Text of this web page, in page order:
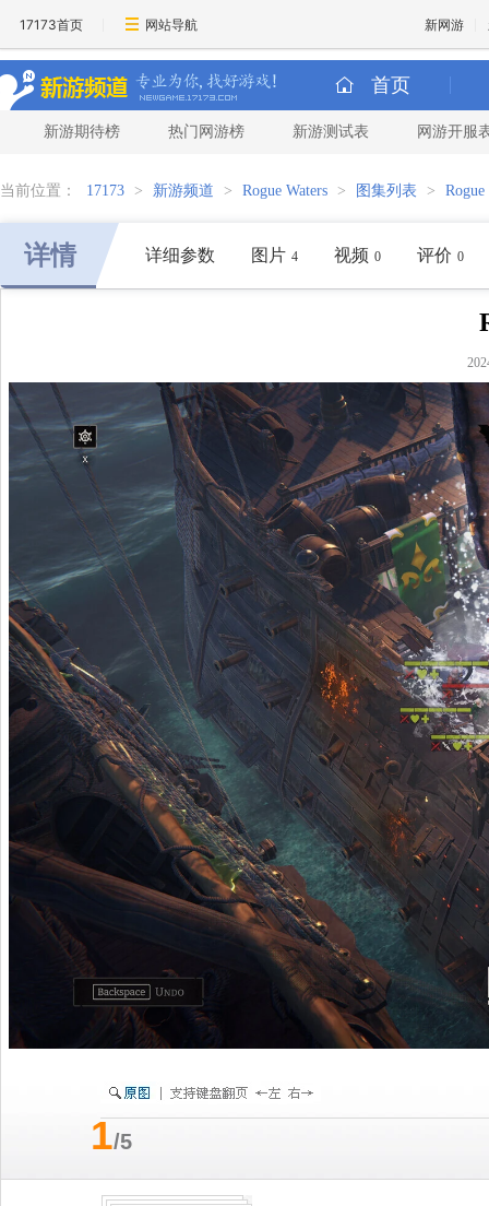
17173首页 网站导航 新网游
首页
新游期待榜 热门网游榜 新游测试表 网游开服
当前位置： 17173 > 新游频道 > Rogue Waters > 图集列表 >
详情 详细参数 图片 4 视频 0 评价 0
1/5